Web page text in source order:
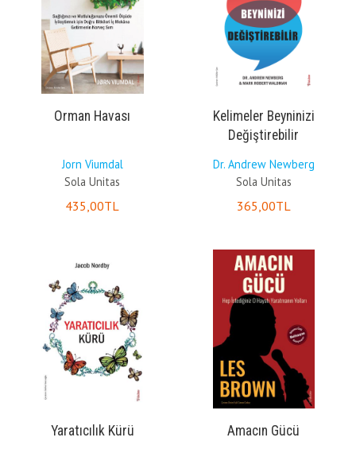
Orman Havası
Jorn Viumdal
Sola Unitas
435 ,00TL
Kelimeler Beyninizi
Değiştirebilir
Dr. Andrew Newberg
Sola Unitas
365 ,00TL
Yaratıcılık Kürü Amacın Gücü